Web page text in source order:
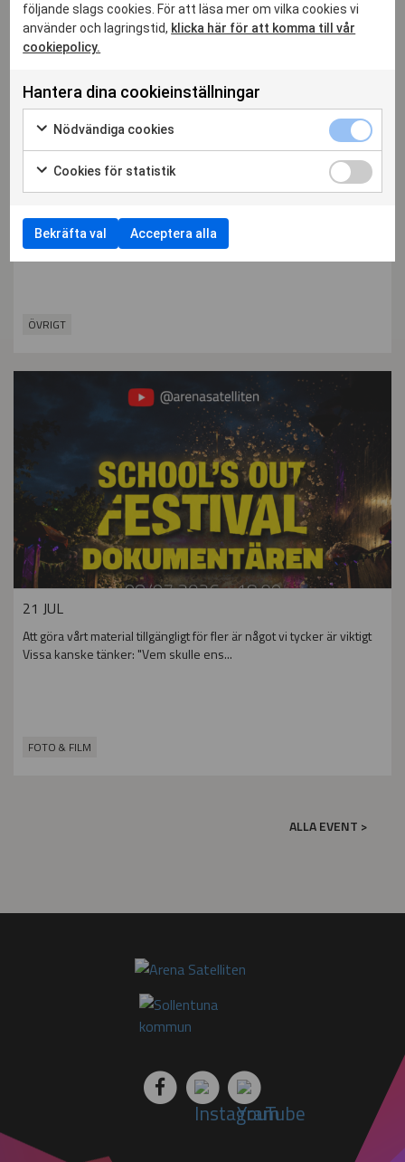
kl0800-2300 Se till att ha ett studiokörkort och en fungerande
tag...
ÖVRIGT
21 JUL
Att göra vårt material tillgängligt för fler är något vi tycker är viktigt
Vissa kanske tänker: "Vem skulle ens...
FOTO & FILM
ALLA EVENT >
följande slags cookies. För att läsa mer om vilka cookies vi
använder och lagringstid, klicka här för att komma till vår
cookiepolicy.
Hantera dina cookieinställningar
Nödvändiga cookies
Cookies för statistik
Bekräfta val Acceptera alla